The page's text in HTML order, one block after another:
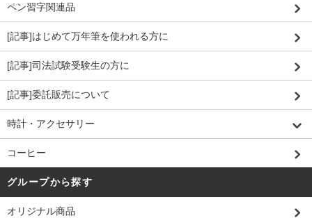
ペン習字関連品
[記事]はじめて万年筆を使われる方に
[記事]司法試験受験生の方に
[記事]委託販売について
時計・アクセサリー
コーヒー
グループから探す
オリジナル商品